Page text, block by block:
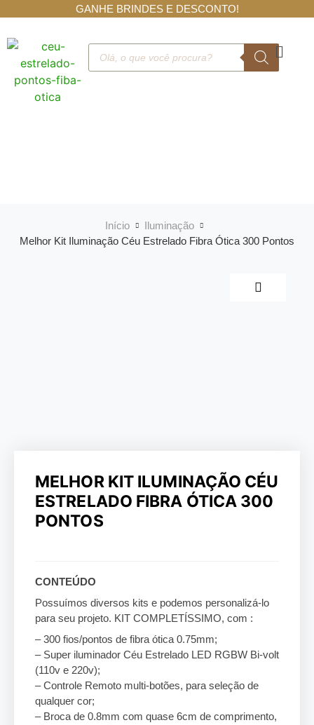
GANHE BRINDES E DESCONTO!
Início
Iluminação
Melhor Kit Iluminação Céu Estrelado Fibra Ótica 300 Pontos
MELHOR KIT ILUMINAÇÃO CÉU
ESTRELADO FIBRA ÓTICA 300
PONTOS
CONTEÚDO
Possuímos diversos kits e podemos personalizá-lo
para seu projeto. KIT COMPLETÍSSIMO, com :
– 300 fios/pontos de fibra ótica 0.75mm;
– Super iluminador Céu Estrelado LED RGBW Bi-volt
(110v e 220v);
– Controle Remoto multi-botões, para seleção de
qualquer cor;
– Broca de 0.8mm com quase 6cm de comprimento,